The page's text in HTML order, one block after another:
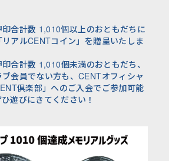
合計数 1,010個以上のおともだちに
アルCENTコイン」を贈呈いたしま
合計数 1,010個未満のおともだち、
会員でない方も、CENTオフィシャ
倶楽部」へのご入会でご参加可能
遊びにきてください！